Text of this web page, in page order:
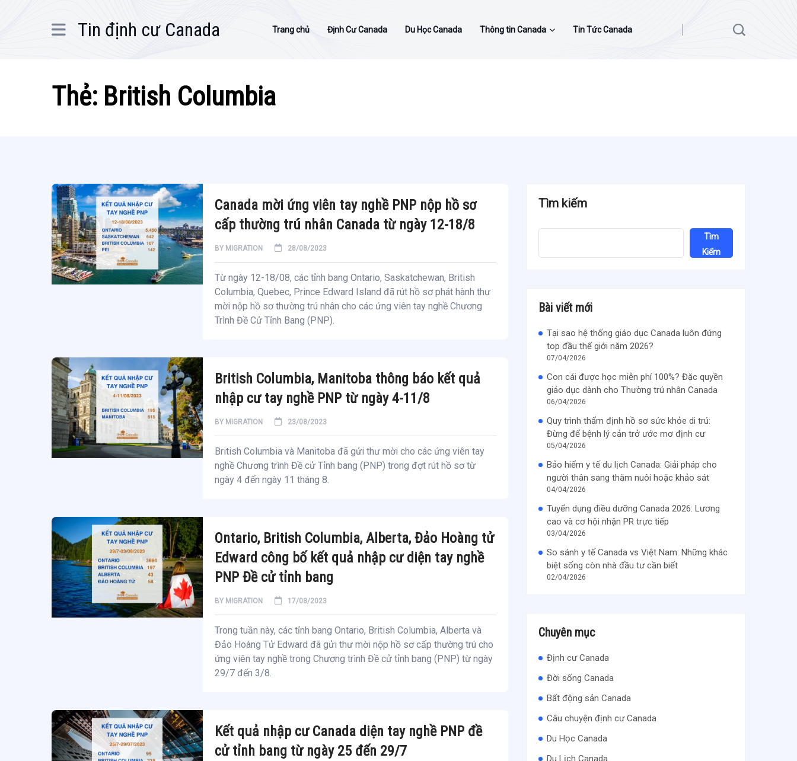
Tin định cư Canada Trang chủ Định Cư Canada Du Học Canada Thông tin Canada Tin Tức Canada
Thẻ: British Columbia
Canada mời ứng viên tay nghề PNP nộp hồ sơ
cấp thường trú nhân Canada từ ngày 12-18/8
BY MIGRATION 28/08/2023
Từ ngày 12-18/08, các tỉnh bang Ontario, Saskatchewan, British
Columbia, Quebec, Prince Edward Island đã rút hồ sơ phát hành thư
mời nộp hồ sơ thường trú nhân cho các ứng viên tay nghề Chương
Trình Đề Cử Tỉnh Bang (PNP).
British Columbia, Manitoba thông báo kết quả
nhập cư tay nghề PNP từ ngày 4-11/8
BY MIGRATION 23/08/2023
British Columbia và Manitoba đã gửi thư mời cho các ứng viên tay
nghề Chương trình Đề cử Tỉnh bang (PNP) trong đợt rút hồ sơ từ
ngày 4 đến ngày 11 tháng 8.
Ontario, British Columbia, Alberta, Đảo Hoàng tử
Edward công bố kết quả nhập cư diện tay nghề
PNP Đề cử tỉnh bang
BY MIGRATION 17/08/2023
Trong tuần này, các tỉnh bang Ontario, British Columbia, Alberta và
Đảo Hoàng Tử Edward đã gửi thư mời nộp hồ sơ cấp thường trú cho
ứng viên tay nghề trong Chương trình Đề cử tỉnh bang (PNP) từ ngày
29/7 đến 3/8.
Kết quả nhập cư Canada diện tay nghề PNP đề
cử tỉnh bang từ ngày 25 đến 29/7
Tìm kiếm
Tìm
Kiếm
Bài viết mới
Tại sao hệ thống giáo dục Canada luôn đứng
top đầu thế giới năm 2026?
07/04/2026
Con cái được học miễn phí 100%? Đặc quyền
giáo dục dành cho Thường trú nhân Canada
06/04/2026
Quy trình thẩm định hồ sơ sức khỏe di trú:
Đừng để bệnh lý cản trở ước mơ định cư
05/04/2026
Bảo hiểm y tế du lịch Canada: Giải pháp cho
người thân sang thăm nuôi hoặc khảo sát
04/04/2026
Tuyển dụng điều dưỡng Canada 2026: Lương
cao và cơ hội nhận PR trực tiếp
03/04/2026
So sánh y tế Canada vs Việt Nam: Những khác
biệt sống còn nhà đầu tư cần biết
02/04/2026
Chuyên mục
Định cư Canada
Đời sống Canada
Bất động sản Canada
Câu chuyện định cư Canada
Du Học Canada
Du Lịch Canada